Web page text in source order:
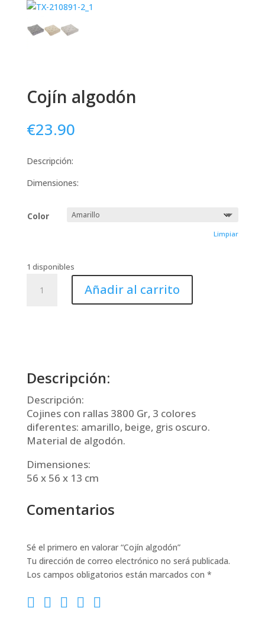
Cojín algodón
€23.90
Descripción:
Dimensiones:
Color
Limpiar
1 disponibles
algodón
Añadir al carrito
Descripción:
Descripción:
Cojines con rallas 3800 Gr, 3 colores
diferentes: amarillo, beige, gris oscuro.
Material de algodón.
Dimensiones:
56 x 56 x 13 cm
Comentarios
Sé el primero en valorar “Cojín algodón”
Tu dirección de correo electrónico no será publicada.
Los campos obligatorios están marcados con *